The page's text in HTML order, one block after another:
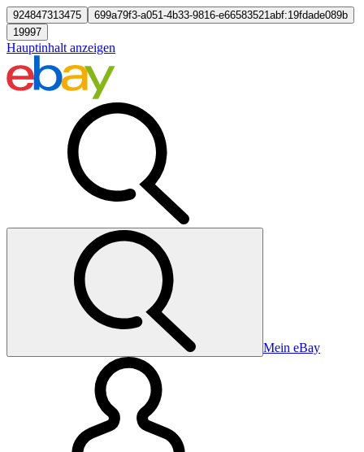
924847313475
699a79f3-a051-4b33-9816-e66583521abf:19fdade089b
19997
Hauptinhalt anzeigen
Mein eBay